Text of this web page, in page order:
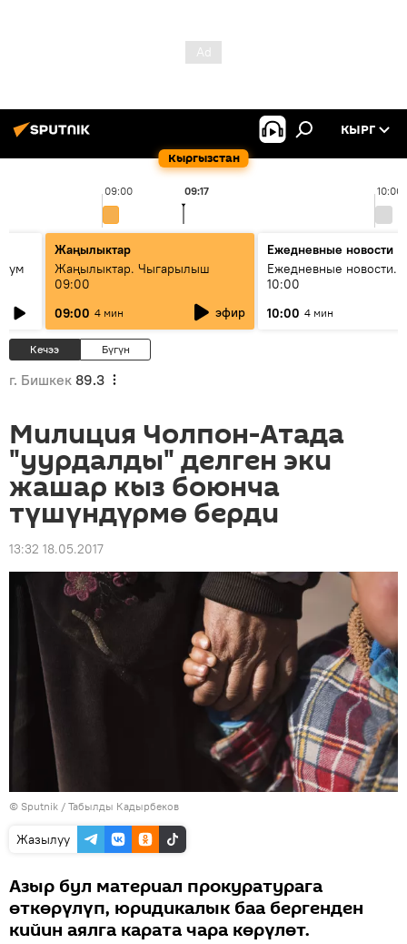
Кыргызстан
КЫРГ
09:00 10:00
09:17
Жаңылыктар
Жаңылыктар. Чыгарылыш
09:00
09:00 4 мин эфир
Ежедневные новости
Ежедневные новости.
10:00
10:00 4 мин
Кечээ Бүгүн
г. Бишкек 89.3
Милиция Чолпон-Атада
"уурдалды" делген эки
жашар кыз боюнча
түшүндүрмө берди
13:32 18.05.2017
© Sputnik / Табылды Кадырбеков
Жазылуу
Азыр бул материал прокуратурага
өткөрүлүп, юридикалык баа бергенден
кийин аялга карата чара көрүлөт.